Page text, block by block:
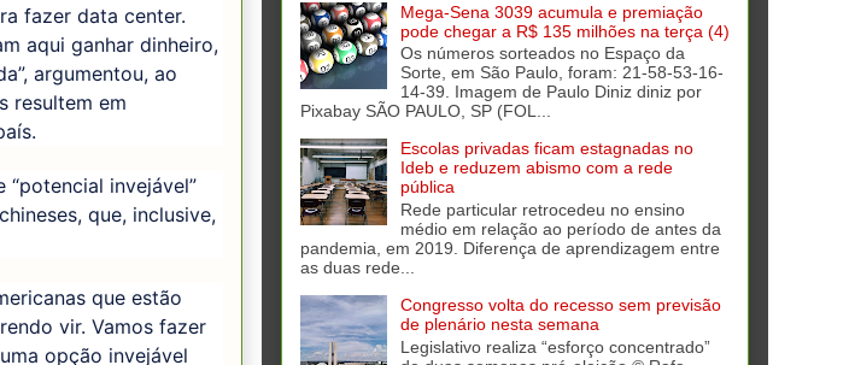
fazer data center.
aqui ganhar dinheiro,
argumentou, ao
resultem em
“potencial invejável”
que, inclusive,
que estão
vir. Vamos fazer
opção invejável
Mega-Sena 3039 acumula e premiação
pode chegar a R$ 135 milhões na terça (4)
Os números sorteados no Espaço da
Sorte, em São Paulo, foram: 21-58-53-16-
14-39. Imagem de Paulo Diniz diniz por
Pixabay SÃO PAULO, SP (FOL...
Escolas privadas ficam estagnadas no
Ideb e reduzem abismo com a rede
pública
Rede particular retrocedeu no ensino
médio em relação ao período de antes da
pandemia, em 2019. Diferença de aprendizagem entre
as duas rede...
Congresso volta do recesso sem previsão
de plenário nesta semana
Legislativo realiza “esforço concentrado”